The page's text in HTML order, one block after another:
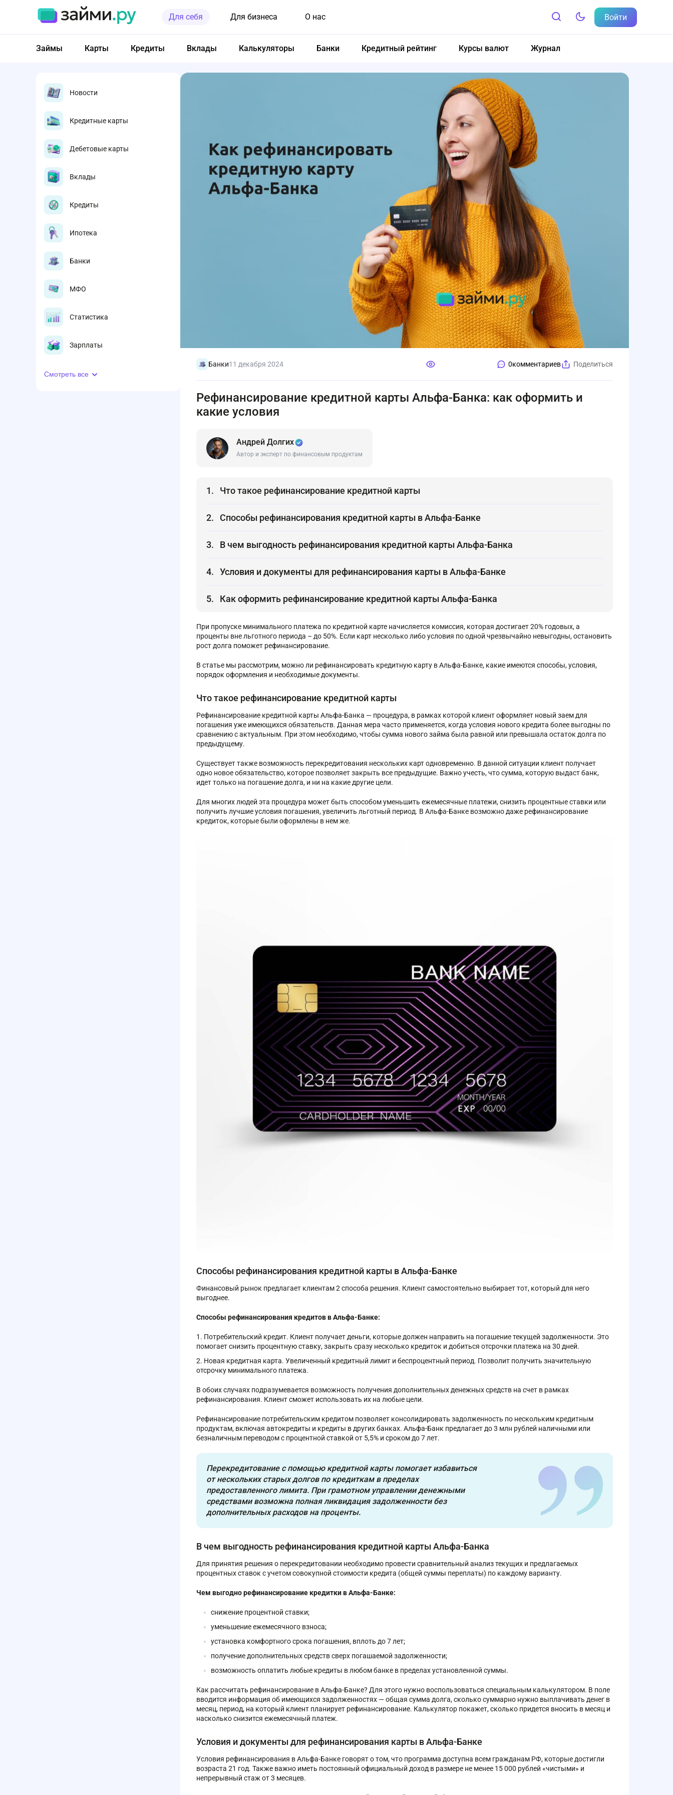
Для себя Для бизнеса О нас Войти
Займы Карты Кредиты Вклады Калькуляторы Банки Кредитный рейтинг Курсы валют Журнал
Новости
Кредитные карты
Дебетовые карты
Вклады
Кредиты
Ипотека
Банки
МФО
Статистика
Зарплаты
Смотреть все
Банки11 декабря 2024 0комментариев Поделиться
Рефинансирование кредитной карты Альфа-Банка: как оформить и
какие условия
Андрей Долгих
Автор и эксперт по финансовым продуктам
Что такое рефинансирование кредитной карты
Способы рефинансирования кредитной карты в Альфа-Банке
В чем выгодность рефинансирования кредитной карты Альфа-Банка
Условия и документы для рефинансирования карты в Альфа-Банке
Как оформить рефинансирование кредитной карты Альфа-Банка
При пропуске минимального платежа по кредитной карте начисляется комиссия, которая достигает 20% годовых, а
проценты вне льготного периода – до 50%. Если карт несколько либо условия по одной чрезвычайно невыгодны, остановить
рост долга поможет рефинансирование.
В статье мы рассмотрим, можно ли рефинансировать кредитную карту в Альфа-Банке, какие имеются способы, условия,
порядок оформления и необходимые документы.
Что такое рефинансирование кредитной карты
Рефинансирование кредитной карты Альфа-Банка — процедура, в рамках которой клиент оформляет новый заем для
погашения уже имеющихся обязательств. Данная мера часто применяется, когда условия нового кредита более выгодны по
сравнению с актуальным. При этом необходимо, чтобы сумма нового займа была равной или превышала остаток долга по
предыдущему.
Существует также возможность перекредитования нескольких карт одновременно. В данной ситуации клиент получает
одно новое обязательство, которое позволяет закрыть все предыдущие. Важно учесть, что сумма, которую выдаст банк,
идет только на погашение долга, и ни на какие другие цели.
Для многих людей эта процедура может быть способом уменьшить ежемесячные платежи, снизить процентные ставки или
получить лучшие условия погашения, увеличить льготный период. В Альфа-Банке возможно даже рефинансирование
кредиток, которые были оформлены в нем же.
Способы рефинансирования кредитной карты в Альфа-Банке
Финансовый рынок предлагает клиентам 2 способа решения. Клиент самостоятельно выбирает тот, который для него
выгоднее.
Способы рефинансирования кредитов в Альфа-Банке:
Потребительский кредит. Клиент получает деньги, которые должен направить на погашение текущей задолженности. Это
помогает снизить процентную ставку, закрыть сразу несколько кредиток и добиться отсрочки платежа на 30 дней.
Новая кредитная карта. Увеличенный кредитный лимит и беспроцентный период. Позволит получить значительную
отсрочку минимального платежа.
В обоих случаях подразумевается возможность получения дополнительных денежных средств на счет в рамках
рефинансирования. Клиент сможет использовать их на любые цели.
Рефинансирование потребительским кредитом позволяет консолидировать задолженность по нескольким кредитным
продуктам, включая автокредиты и кредиты в других банках. Альфа-Банк предлагает до 3 млн рублей наличными или
безналичным переводом с процентной ставкой от 5,5% и сроком до 7 лет.
Перекредитование с помощью кредитной карты помогает избавиться
от нескольких старых долгов по кредиткам в пределах
предоставленного лимита. При грамотном управлении денежными
средствами возможна полная ликвидация задолженности без
дополнительных расходов на проценты.
В чем выгодность рефинансирования кредитной карты Альфа-Банка
Для принятия решения о перекредитовании необходимо провести сравнительный анализ текущих и предлагаемых
процентных ставок с учетом совокупной стоимости кредита (общей суммы переплаты) по каждому варианту.
Чем выгодно рефинансирование кредитки в Альфа-Банке:
снижение процентной ставки;
уменьшение ежемесячного взноса;
установка комфортного срока погашения, вплоть до 7 лет;
получение дополнительных средств сверх погашаемой задолженности;
возможность оплатить любые кредиты в любом банке в пределах установленной суммы.
Как рассчитать рефинансирование в Альфа-Банке? Для этого нужно воспользоваться специальным калькулятором. В поле
вводится информация об имеющихся задолженностях — общая сумма долга, сколько суммарно нужно выплачивать денег в
месяц, период, на который клиент планирует рефинансирование. Калькулятор покажет, сколько придется вносить в месяц и
насколько снизится ежемесячный платеж.
Условия и документы для рефинансирования карты в Альфа-Банке
Условия рефинансирования в Альфа-Банке говорят о том, что программа доступна всем гражданам РФ, которые достигли
возраста 21 год. Также важно иметь постоянный официальный доход в размере не менее 15 000 рублей «чистыми» и
непрерывный стаж от 3 месяцев.